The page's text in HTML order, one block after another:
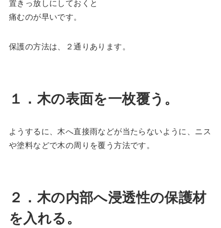
置きっ放しにしておくと
痛むのが早いです。
保護の方法は、２通りあります。
１．木の表面を一枚覆う。
ようするに、木へ直接雨などが当たらないように、ニス
や塗料などで木の周りを覆う方法です。
２．木の内部へ浸透性の保護材
を入れる。